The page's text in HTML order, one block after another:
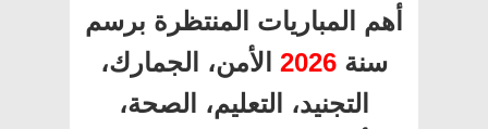
أهم المباريات المنتظرة برسم
سنة 2026 الأمن، الجمارك،
التجنيد، التعليم، الصحة،